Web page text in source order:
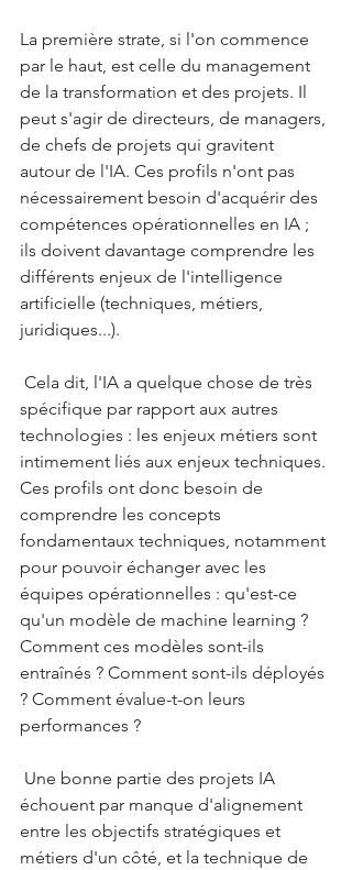
La première strate, si l'on commence
par le haut, est celle du management
de la transformation et des projets. Il
peut s'agir de directeurs, de managers,
de chefs de projets qui gravitent
autour de l'IA. Ces profils n'ont pas
nécessairement besoin d'acquérir des
compétences opérationnelles en IA ;
ils doivent davantage comprendre les
différents enjeux de l'intelligence
artificielle (techniques, métiers,
juridiques...).
spécifique par rapport aux autres
technologies : les enjeux métiers sont
intimement liés aux enjeux techniques.
Ces profils ont donc besoin de
comprendre les concepts
fondamentaux techniques, notamment
pour pouvoir échanger avec les
équipes opérationnelles : qu'est-ce
qu'un modèle de machine learning ?
Comment ces modèles sont-ils
entraînés ? Comment sont-ils déployés
? Comment évalue-t-on leurs
performances ?
échouent par manque d'alignement
entre les objectifs stratégiques et
métiers d'un côté, et la technique de